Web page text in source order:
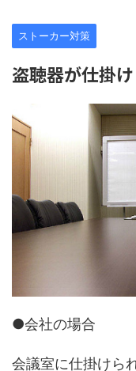
ストーカー対策
盗聴器が仕掛
●会社の場合
会議室に仕掛けら